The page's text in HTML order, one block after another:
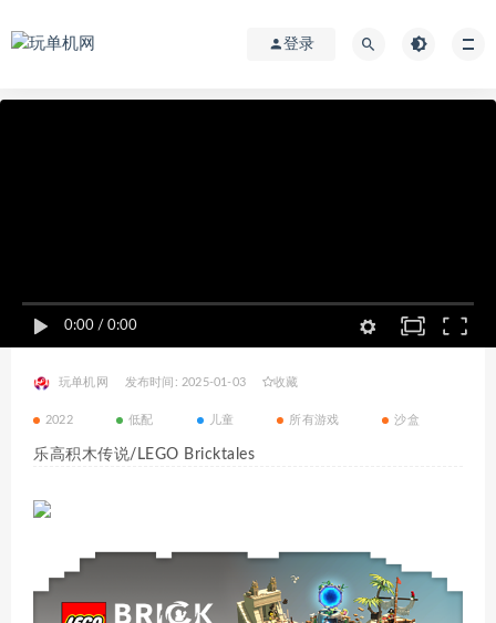
登录
0:00 / 0:00
玩单机网 发布时间: 2025-01-03 收藏
2022 低配 儿童 所有游戏 沙盒
乐高积木传说/LEGO Bricktales